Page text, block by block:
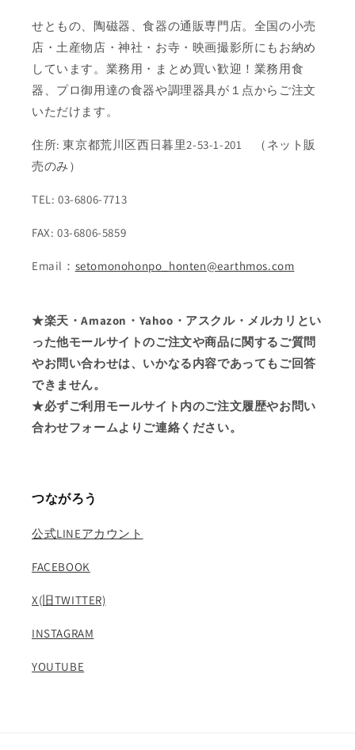
せともの、陶磁器、食器の通販専門店。全国の小売
店・土産物店・神社・お寺・映画撮影所にもお納め
しています。業務用・まとめ買い歓迎！業務用食
器、プロ御用達の食器や調理器具が１点からご注文
いただけます。
住所: 東京都荒川区西日暮里2-53-1-201 （ネット販
売のみ）
TEL: 03-6806-7713
FAX: 03-6806-5859
Email： setomonohonpo_honten@earthmos.com
★楽天・Amazon・Yahoo・アスクル・メルカリとい
った他モールサイトのご注文や商品に関するご質問
やお問い合わせは、いかなる内容であってもご回答
できません。
★必ずご利用モールサイト内のご注文履歴やお問い
合わせフォームよりご連絡ください。
つながろう
公式LINEアカウント
FACEBOOK
X(旧TWITTER)
INSTAGRAM
YOUTUBE